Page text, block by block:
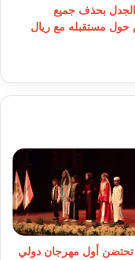
الجدل بحذف جميع
مستقبله مع ريال
أول مهرجان دولي